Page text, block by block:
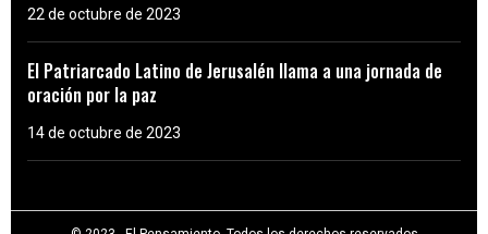
22 de octubre de 2023
El Patriarcado Latino de Jerusalén llama a una jornada de
oración por la paz
14 de octubre de 2023